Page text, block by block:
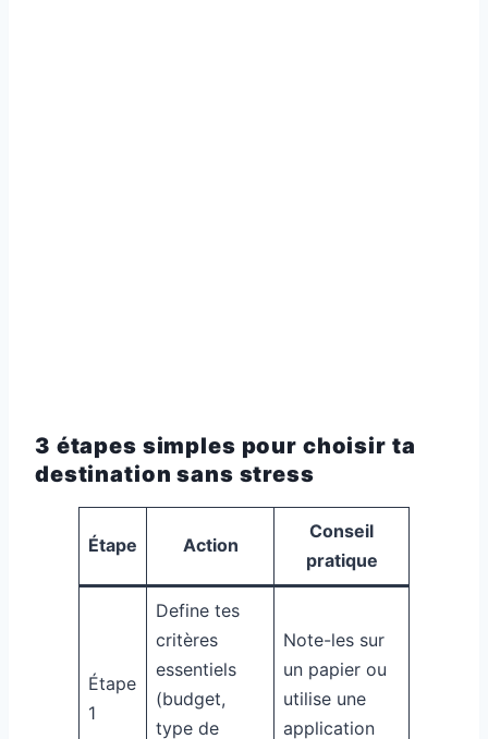
3 étapes simples pour choisir ta
destination sans stress
Étape Action
Conseil
pratique
Étape
1
Define tes
critères
essentiels
(budget,
type de
Note-les sur
un papier ou
utilise une
application